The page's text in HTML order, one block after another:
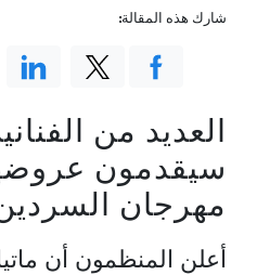
العديد من
سيقدمون
مهرجان
أعلن المنظمون أن
شارك هذه المقالة: